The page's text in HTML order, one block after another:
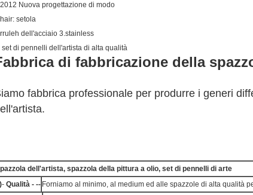
Nuova progettazione di modo
setola
dell'acciaio 3.stainless
set di pennelli dell'artista di alta qualità
di fabbricazione della
fabbrica professionale per produrre i generi
dell'artista, spazzola della pittura a olio, set di pennelli di arte
- Qualità - -- Forniamo al minimo, al medium ed alle spazzole di alta qualità